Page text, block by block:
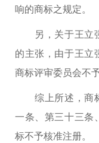
响的商标之规定。
另，关于王立强
的主张，由于王立
商标评审委员会不予
综上所述，商
一条、第三十三条
标不予核准注册。